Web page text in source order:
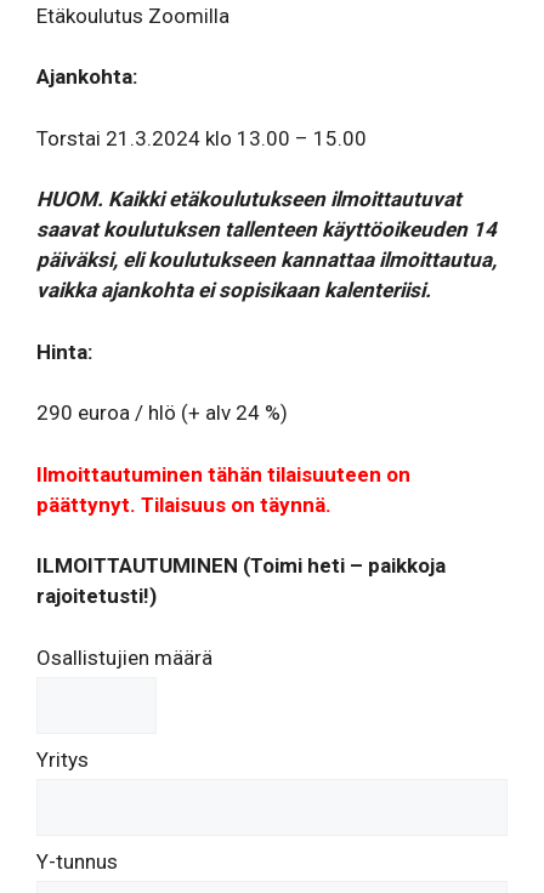
Etäkoulutus Zoomilla
Ajankohta:
Torstai 21.3.2024 klo 13.00 – 15.00
HUOM. Kaikki etäkoulutukseen ilmoittautuvat
saavat koulutuksen tallenteen käyttöoikeuden 14
päiväksi, eli koulutukseen kannattaa ilmoittautua,
vaikka ajankohta ei sopisikaan kalenteriisi.
Hinta:
290 euroa / hlö (+ alv 24 %)
Ilmoittautuminen tähän tilaisuuteen on
päättynyt. Tilaisuus on täynnä.
ILMOITTAUTUMINEN (Toimi heti – paikkoja
rajoitetusti!)
Osallistujien määrä
Yritys
Y-tunnus